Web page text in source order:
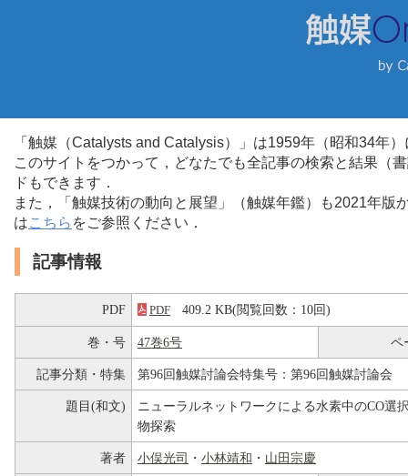
「触媒（Catalysts and Catalysis）」は1959年（昭和34年
このサイトをつかって，どなたでも全記事の検索と結果（
ドもできます．
また，「触媒技術の動向と展望」（触媒年鑑）も2021年
はこちら をご参照ください．
記事情報
PDF PDF 409.2 KB(閲覧回数：10回)
巻・号 47巻6号 ペ
記事分類・特集 第96回触媒討論会特集号：第96回触媒討論会
題目(和文)
ニューラルネットワークによる水素中のCO選
物探索
著者 小俣光司 ・ 小林靖和 ・ 山田宗慶